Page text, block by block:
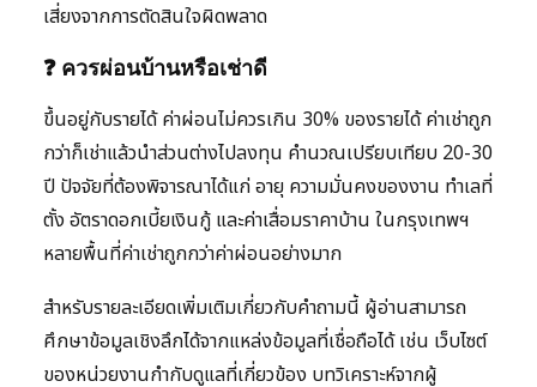
เสี่ยงจากการตัดสินใจผิดพลาด
❓ ควรผ่อนบ้านหรือเช่าดี
ขึ้นอยู่กับรายได้ ค่าผ่อนไม่ควรเกิน 30% ของรายได้ ค่าเช่าถูก
กว่าก็เช่าแล้วนำส่วนต่างไปลงทุน คำนวณเปรียบเทียบ 20-30
ปี ปัจจัยที่ต้องพิจารณาได้แก่ อายุ ความมั่นคงของงาน ทำเลที่
ตั้ง อัตราดอกเบี้ยเงินกู้ และค่าเสื่อมราคาบ้าน ในกรุงเทพฯ
หลายพื้นที่ค่าเช่าถูกกว่าค่าผ่อนอย่างมาก
สำหรับรายละเอียดเพิ่มเติมเกี่ยวกับคำถามนี้ ผู้อ่านสามารถ
ศึกษาข้อมูลเชิงลึกได้จากแหล่งข้อมูลที่เชื่อถือได้ เช่น เว็บไซต์
ของหน่วยงานกำกับดูแลที่เกี่ยวข้อง บทวิเคราะห์จากผู้